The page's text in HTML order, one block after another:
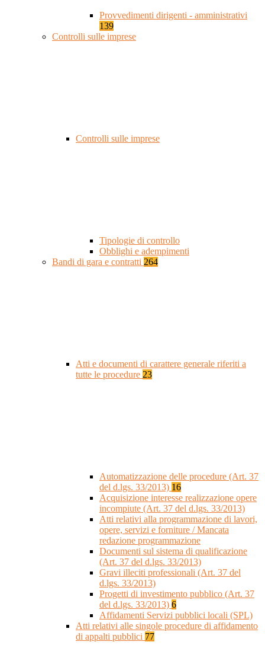
Provvedimenti dirigenti - amministrativi
139
Controlli sulle imprese
Controlli sulle imprese
Tipologie di controllo
Obblighi e adempimenti
Bandi di gara e contratti 264
Atti e documenti di carattere generale riferiti a
tutte le procedure 23
Automatizzazione delle procedure (Art. 37
del d.lgs. 33/2013) 16
Acquisizione interesse realizzazione opere
incompiute (Art. 37 del d.lgs. 33/2013)
Atti relativi alla programmazione di lavori,
opere, servizi e forniture / Mancata
redazione programmazione
Documenti sul sistema di qualificazione
(Art. 37 del d.lgs. 33/2013)
Gravi illeciti professionali (Art. 37 del
d.lgs. 33/2013)
Progetti di investimento pubblico (Art. 37
del d.lgs. 33/2013) 6
Affidamenti Servizi pubblici locali (SPL)
Atti relativi alle singole procedure di affidamento
di appalti pubblici 77